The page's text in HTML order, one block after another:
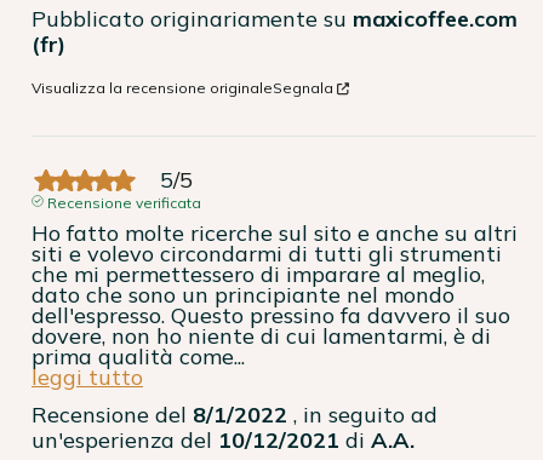
Pubblicato originariamente su maxicoffee.com
(fr)
Visualizza la recensione originaleSegnala
5/5
Recensione verificata
Ho fatto molte ricerche sul sito e anche su altri
siti e volevo circondarmi di tutti gli strumenti
che mi permettessero di imparare al meglio,
dato che sono un principiante nel mondo
dell'espresso. Questo pressino fa davvero il suo
dovere, non ho niente di cui lamentarmi, è di
prima qualità come...
leggi tutto
Recensione del 8/1/2022 , in seguito ad
un'esperienza del 10/12/2021 di A.A.